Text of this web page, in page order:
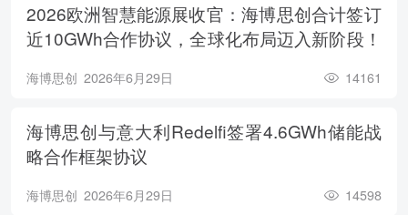
2026欧洲智慧能源展收官：海博思创合计签订
近10GWh合作协议，全球化布局迈入新阶段！
海博思创 2026年6月29日 14161
海博思创与意大利Redelfi签署4.6GWh储能战
略合作框架协议
海博思创 2026年6月29日 14598